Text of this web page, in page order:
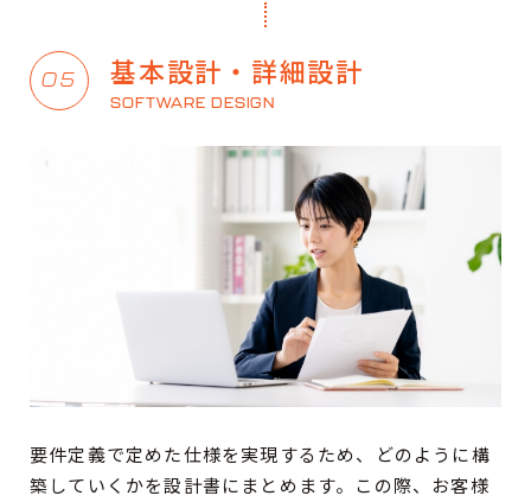
05 基本設計・詳細設計
SOFTWARE DESIGN
要件定義で定めた仕様を実現するため、どのように構
築していくかを設計書にまとめます。この際、お客様